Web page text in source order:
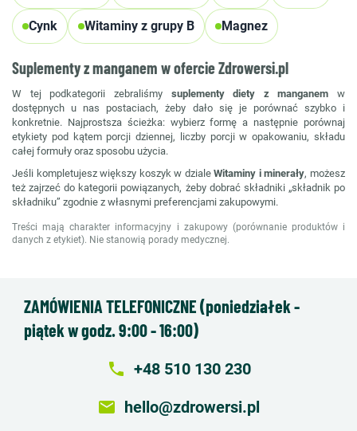
Cynk Witaminy z grupy B Magnez
Suplementy z manganem w ofercie Zdrowersi.pl
W tej podkategorii zebraliśmy suplementy diety z manganem w
dostępnych u nas postaciach, żeby dało się je porównać szybko i
konkretnie. Najprostsza ścieżka: wybierz formę a następnie porównaj
etykiety pod kątem porcji dziennej, liczby porcji w opakowaniu, składu
całej formuły oraz sposobu użycia.
Jeśli kompletujesz większy koszyk w dzialeWitaminy i minerały, możesz
też zajrzeć do kategorii powiązanych, żeby dobrać składniki „składnik po
składniku” zgodnie z własnymi preferencjami zakupowymi.
Treści mają charakter informacyjny i zakupowy (porównanie produktów i
danych z etykiet). Nie stanowią porady medycznej.
ZAMÓWIENIA TELEFONICZNE (poniedziałek -
piątek w godz. 9:00 - 16:00)
local_phone +48 510 130 230
email hello@zdrowersi.pl